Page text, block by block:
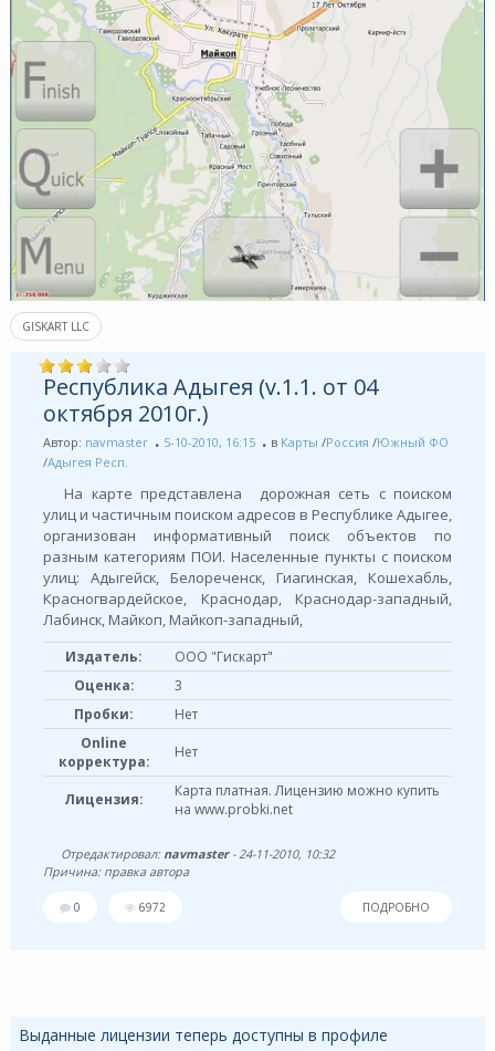
GISKART LLC
Республика Адыгея (v.1.1. от 04
октября 2010г.)
Автор: navmaster 5-10-2010, 16:15 в Карты /Россия /Южный ФО
/Адыгея Респ.
На карте представлена дорожная сеть с поиском
улиц и частичным поиском адресов в Республике Адыгее,
организован информативный поиск объектов по
разным категориям ПОИ. Населенные пункты с поиском
улиц: Адыгейск, Белореченск, Гиагинская, Кошехабль,
Красногвардейское, Краснодар, Краснодар-западный,
Лабинск, Майкоп, Майкоп-западный,
Издатель:
ООО "Гискарт"
Оценка:
3
Пробки:
Нет
Online
корректура:
Нет
Лицензия:
Карта платная. Лицензию можно купить
на www.probki.net
Отредактировал: navmaster- 24-11-2010, 10:32
Причина: правка автора
0 6972 ПОДРОБНО
Выданные лицензии теперь доступны в профиле